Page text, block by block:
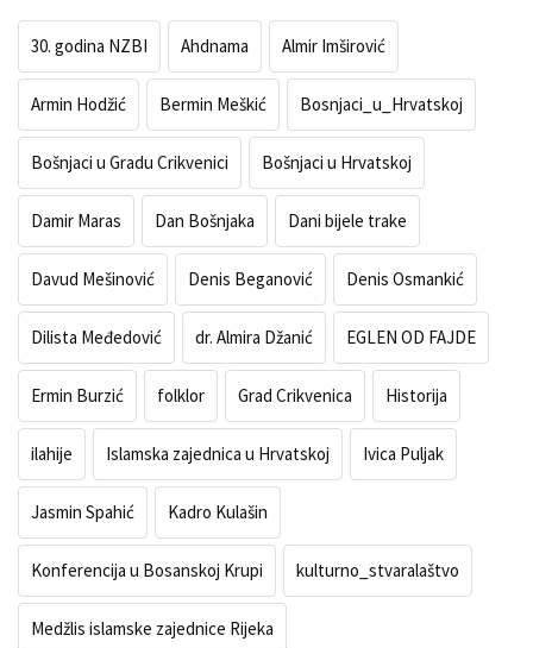
30. godina NZBI Ahdnama Almir Imširović
Armin Hodžić Bermin Meškić Bosnjaci_u_Hrvatskoj
Bošnjaci u Gradu Crikvenici Bošnjaci u Hrvatskoj
Damir Maras Dan Bošnjaka Dani bijele trake
Davud Mešinović Denis Beganović Denis Osmankić
Dilista Međedović dr. Almira Džanić EGLEN OD FAJDE
Ermin Burzić folklor Grad Crikvenica Historija
ilahije Islamska zajednica u Hrvatskoj Ivica Puljak
Jasmin Spahić Kadro Kulašin
Konferencija u Bosanskoj Krupi kulturno_stvaralaštvo
Medžlis islamske zajednice Rijeka